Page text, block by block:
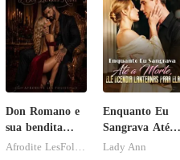
Don Romano e
sua bendita
ruína
Enquanto Eu
Sangrava Até a
Morte, Ele
Lady Ann